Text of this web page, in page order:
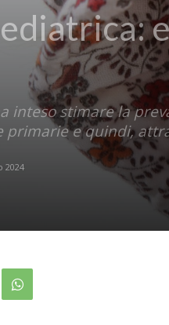
inteso stimare la
primarie e quindi,
2024